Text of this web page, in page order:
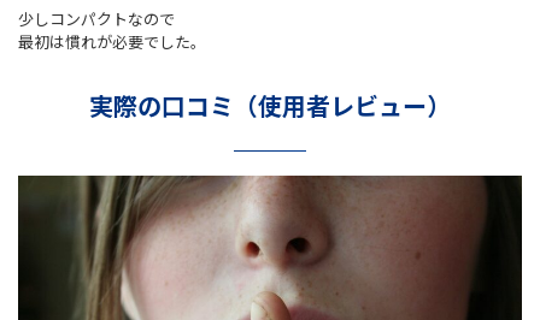
少しコンパクトなので
最初は慣れが必要でした。
実際の口コミ（使用者レビュー）